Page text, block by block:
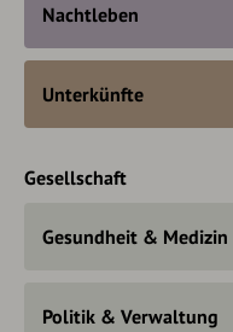
Nachtleben
Unterkünfte
Gesellschaft
Gesundheit & Medizin
Politik & Verwaltung